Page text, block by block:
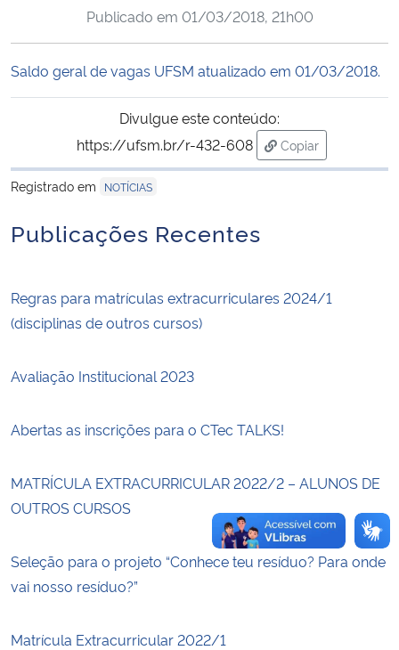
Ministério da Cidadania
Ministério da Ciência, Tecnologia, Inovações e Comunicações
Ministério do Turismo
Ministério do Desenvolvimento Regional
Secretaria-Geral
Secretaria de Governo
Advocacia-Geral da União
Publicado em 01/03/2018, 21h00
Saldo geral de vagas UFSM atualizado em 01/03/2018.
Divulgue este conteúdo:
https://ufsm.br/r-432-608
Copiar
para área de
Registrado em
NOTÍCIAS
Publicações Recentes
Regras para matrículas extracurriculares 2024/1
(disciplinas de outros cursos)
Avaliação Institucional 2023
Abertas as inscrições para o CTec TALKS!
MATRÍCULA EXTRACURRICULAR 2022/2 – ALUNOS DE
OUTROS CURSOS
Seleção para o projeto “Conhece teu resíduo? Para onde
vai nosso resíduo?”
Matrícula Extracurricular 2022/1